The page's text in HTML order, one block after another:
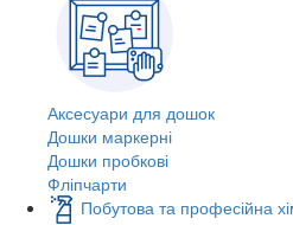
Аксесуари для дошок
Дошки маркерні
Дошки пробкові
Фліпчарти
Побутова та професійна